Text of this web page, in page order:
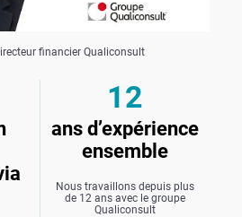
financier Qualiconsult
12
ans d’expérience
ensemble
Nous travaillons depuis plus
de 12 ans avec le groupe
Qualiconsult